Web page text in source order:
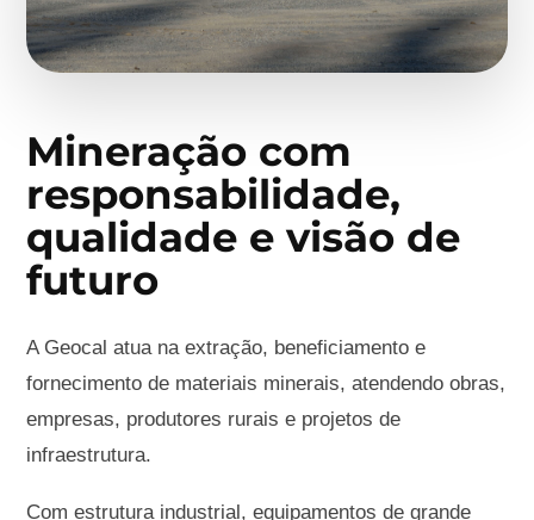
Mineração com
responsabilidade,
qualidade e visão de
futuro
A Geocal atua na extração, beneficiamento e
fornecimento de materiais minerais, atendendo obras,
empresas, produtores rurais e projetos de
infraestrutura.
Com estrutura industrial, equipamentos de grande